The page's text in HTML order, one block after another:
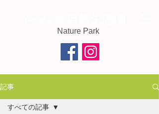
Nature Park
記事
すべての記事